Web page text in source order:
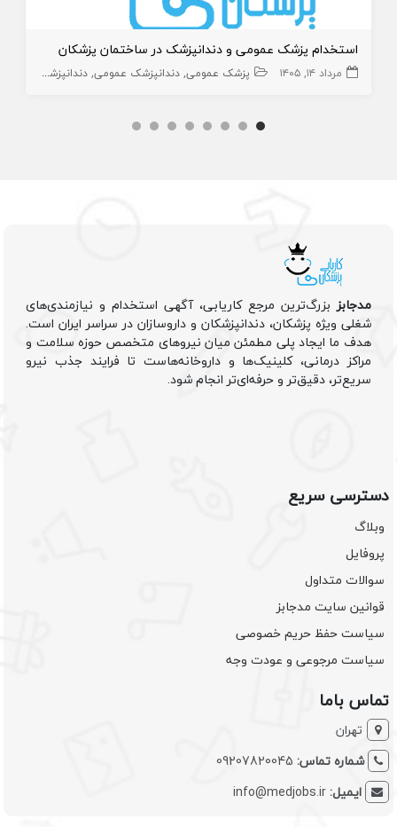
استخدام پزشک عمومی و دندانپزشک در ساختمان پزشکان
مرداد ۱۴, ۱۴۰۵ پزشک عمومی دندانپزشک عمومی دندانپزشک
مدجابزبزرگ‌ترین مرجع کاریابی، آگهی استخدام و نیازمندی‌های
شغلی ویژه پزشکان، دندانپزشکان و داروسازان در سراسر ایران است.
هدف ما ایجاد پلی مطمئن میان نیروهای متخصص حوزه سلامت و
مراکز درمانی، کلینیک‌ها و داروخانه‌هاست تا فرایند جذب نیرو
سریع‌تر، دقیق‌تر و حرفه‌ای‌تر انجام شود.
دسترسی سریع
وبلاگ
پروفایل
سوالات متداول
قوانین سایت مدجابز
سیاست حفظ حریم خصوصی
سیاست مرجوعی و عودت وجه
تماس باما
تهران
شماره تماس: 09207820045
ایمیل:info@medjobs.ir